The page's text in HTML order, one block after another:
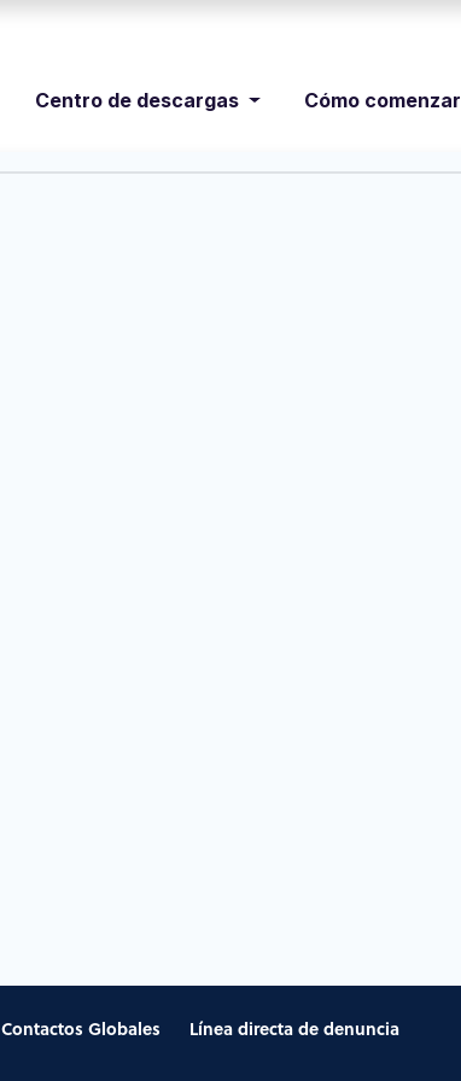
Centro de descargas Cómo comenzar
Contactos Globales Línea directa de denuncia